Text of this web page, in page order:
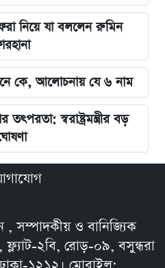
নিয়ে যা বললেন রুমিন
কে, আলোচনায় যে ৬ নাম
স্বরাষ্ট্রমন্ত্রীর বড়
, সম্পাদকীয় ও বানিজ্যিক
২বি, রোড়-০৯, বসুন্ধরা